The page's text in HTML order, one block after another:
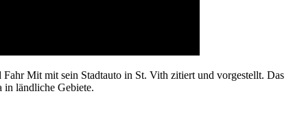
Mit mit sein Stadtauto in St. Vith zitiert und vorgestellt. Das
in ländliche Gebiete.